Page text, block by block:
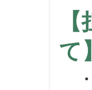
て】